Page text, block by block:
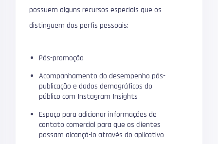
possuem alguns recursos especiais que os
distinguem dos perfis pessoais:
Pós-promoção
Acompanhamento do desempenho pós-
publicação e dados demográficos do
público com Instagram Insights
Espaço para adicionar informações de
contato comercial para que os clientes
possam alcançá-lo através do aplicativo